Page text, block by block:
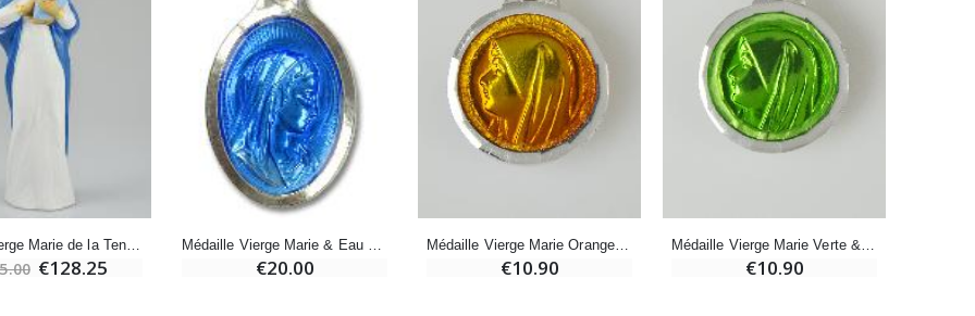
€4.95
€58.50
€130.00
€2.50
-10%
Statue Vierge Marie de la Tendresse Bleue
€128.25
Médaille Vierge Marie & Eau de Lourdes - 25mm
€20.00
Médaille Vierge Marie Orange & Eau de Lourdes
€10.90
Médaille Vierge Marie Verte & Eau de Lourdes
€10.90